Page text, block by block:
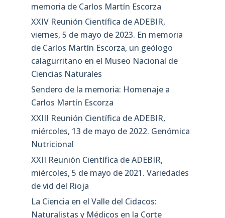
memoria de Carlos Martín Escorza
XXIV Reunión Científica de ADEBIR,
viernes, 5 de mayo de 2023. En memoria
de Carlos Martín Escorza, un geólogo
calagurritano en el Museo Nacional de
Ciencias Naturales
Sendero de la memoria: Homenaje a
Carlos Martín Escorza
XXIII Reunión Científica de ADEBIR,
miércoles, 13 de mayo de 2022. Genómica
Nutricional
XXII Reunión Científica de ADEBIR,
miércoles, 5 de mayo de 2021. Variedades
de vid del Rioja
La Ciencia en el Valle del Cidacos:
Naturalistas y Médicos en la Corte